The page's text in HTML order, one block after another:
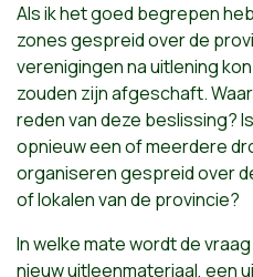
Als ik het goed begrepen
zones gespreid over de
verenigingen na uitlening
zouden zijn afgeschaft.
reden van deze beslissing?
opnieuw een of meerdere
organiseren gespreid over
of lokalen van de provincie?
In welke mate wordt de
nieuw uitleenmateriaal, een